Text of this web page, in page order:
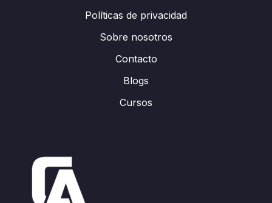
Políticas de privacidad
Sobre nosotros
Contacto
Blogs
Cursos